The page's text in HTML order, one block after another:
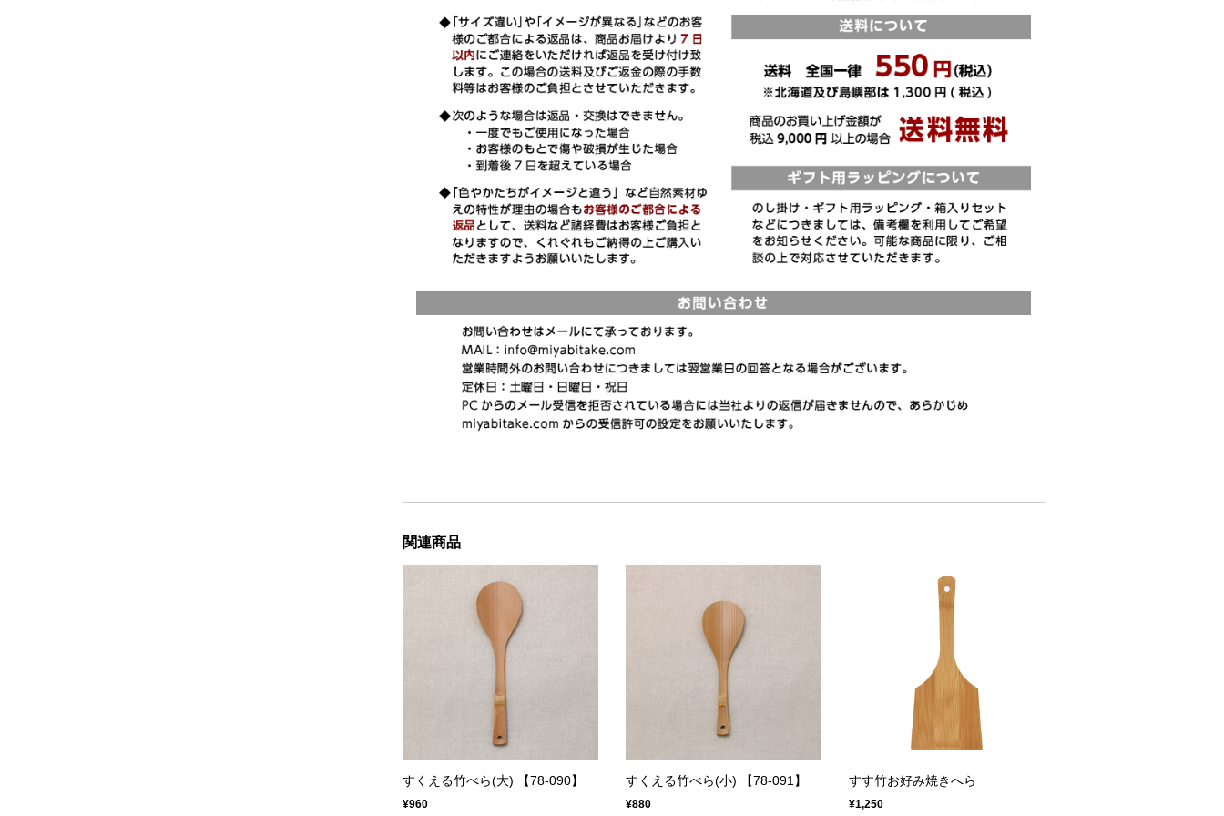
関連商品
すくえる竹べら(大) 【78-090】
¥960
すくえる竹べら(小) 【78-091】
¥880
すす竹お好み焼きへら
¥1,250